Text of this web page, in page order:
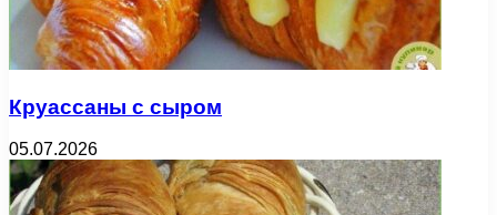
Круассаны с сыром
05.07.2026